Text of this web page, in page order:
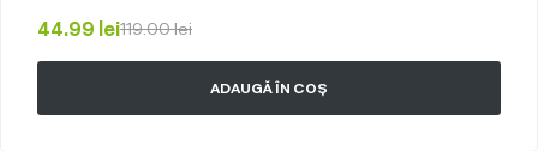
119.00lei
44.99 lei
ADAUGĂ ÎN COȘ